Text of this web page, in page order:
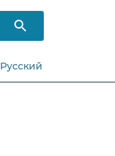
Русский